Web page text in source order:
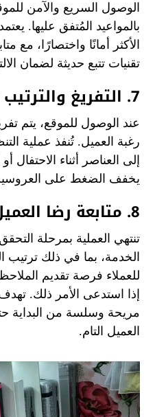
الوصول السريع والآمن
بالمواعيد المُتفق عليها.
الأكثر أمانًا واختصارًا، مع
تقنيات تتبع حديثة لضمان
7. التفريغ والترتيب في الموقع الجديد
عند الوصول للموقع، يتم
رغبة العميل. تُنفذ عملية
إلى العناصر أثناء الاحتفال
يخفف الضغط على
8. متابعة رضا العميل
تنتهي العملية بمرحلة
الخدمة، بما في ذلك ترتيب
للعملاء فرصة تقديم
إذا استدعى الأمر ذلك.
مريحة وسلسة من البداية
العميل التام.